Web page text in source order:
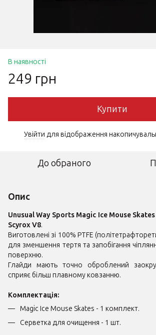
В наявності
249 грн
Купити
Увійти для відображення
До обраного
Опис
Unusual Way Sports Magic Ice Mouse Skates
Scyrox V8.
Виготовлені зі 100% PTFE
для зменшення тертя та запобігання
поверхню.
Глайди мають точно оброблений
сприяє більш плавному ковзанню.
Комплектація:
Magic Ice Mouse Skates - 1 комплект.
Серветка для очищення - 1 шт.